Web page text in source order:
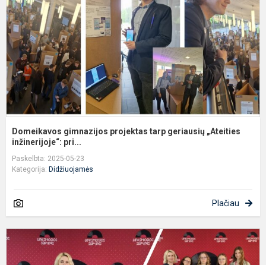
Domeikavos gimnazijos projektas tarp geriausių „Ateities
inžinerijoje“: pri...
Paskelbta: 2025-05-23
Kategorija: Didžiuojamės
Plačiau